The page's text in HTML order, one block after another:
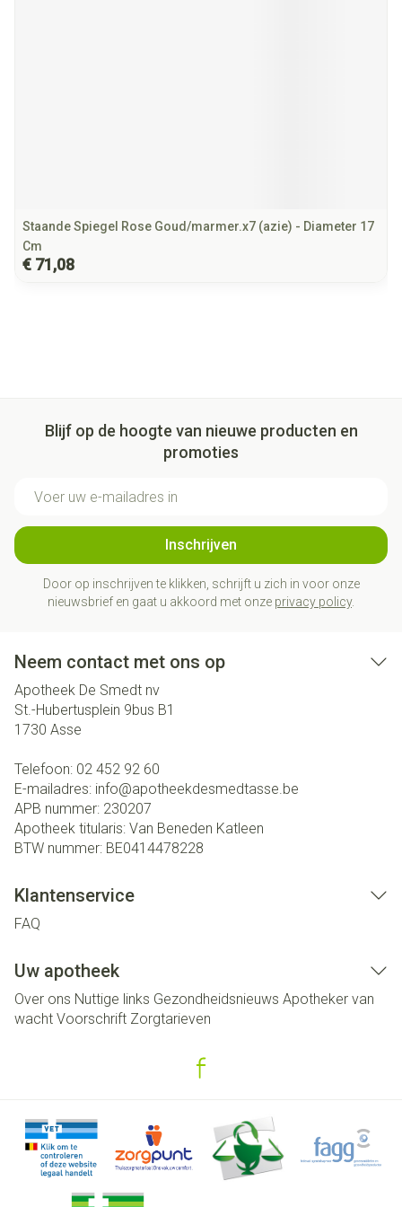
Staande Spiegel Rose Goud/marmer.x7 (azie) - Diameter 17
Cm
€ 71,08
Blijf op de hoogte van nieuwe producten en
promoties
Inschrijven
Door op inschrijven te klikken, schrijft u zich in voor onze
nieuwsbrief en gaat u akkoord met onze privacy policy.
Neem contact met ons op
Apotheek De Smedt nv
St.-Hubertusplein 9bus B1
1730 Asse
Telefoon: 02 452 92 60
E-mailadres: info@apotheekdesmedtasse.be
APB nummer: 230207
Apotheek titularis: Van Beneden Katleen
BTW nummer: BE0414478228
Klantenservice
FAQ
Uw apotheek
Over ons Nuttige links Gezondheidsnieuws Apotheker van
wacht Voorschrift Zorgtarieven